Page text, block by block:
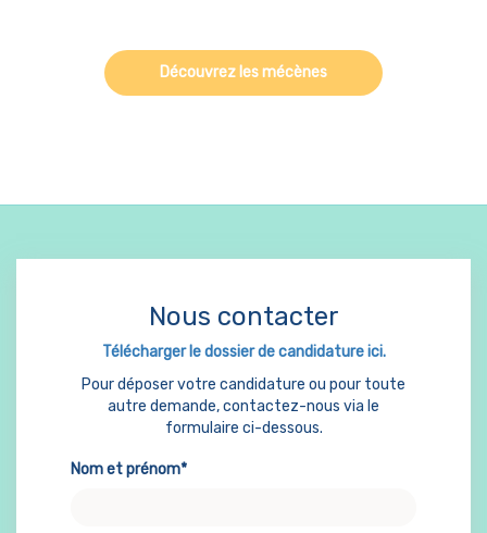
Découvrez les mécènes
Nous contacter
Télécharger le dossier de candidature ici.
Pour déposer votre candidature ou pour toute
autre demande, contactez-nous via le
formulaire ci-dessous.
Nom et prénom*